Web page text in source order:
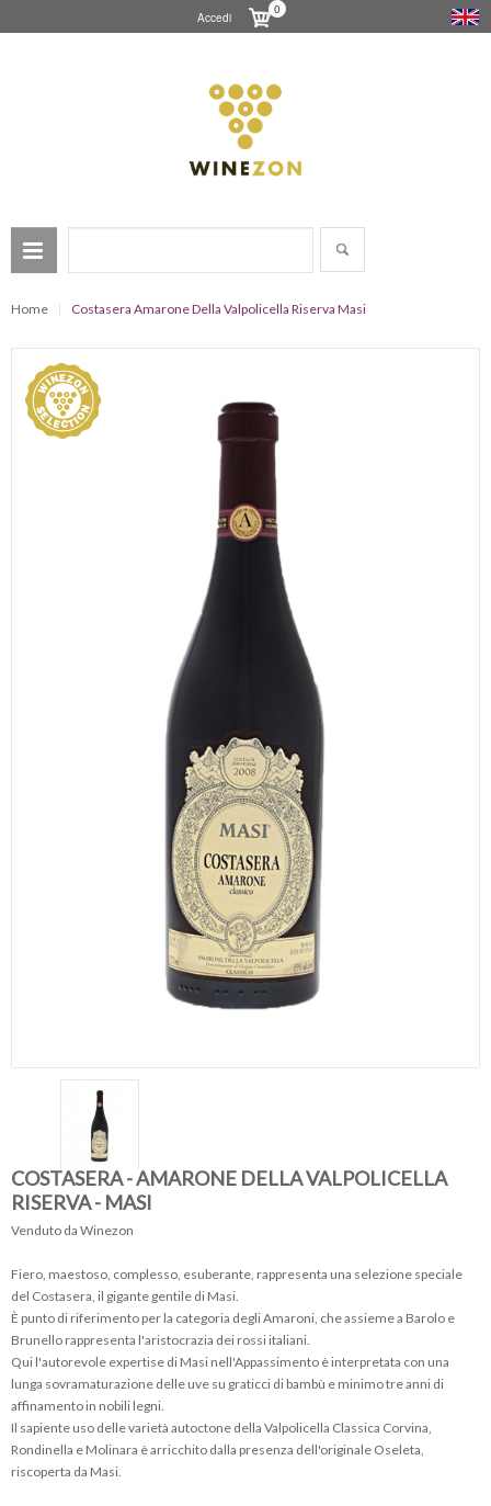
Accedi
0
Home Costasera Amarone Della Valpolicella Riserva Masi
COSTASERA - AMARONE DELLA VALPOLICELLA
RISERVA - MASI
Venduto da Winezon
Fiero, maestoso, complesso, esuberante, rappresenta una selezione speciale
del Costasera, il gigante gentile di Masi.
È punto di riferimento per la categoria degli Amaroni, che assieme a Barolo e
Brunello rappresenta l'aristocrazia dei rossi italiani.
Qui l'autorevole expertise di Masi nell'Appassimento è interpretata con una
lunga sovramaturazione delle uve su graticci di bambù e minimo tre anni di
affinamento in nobili legni.
Il sapiente uso delle varietà autoctone della Valpolicella Classica Corvina,
Rondinella e Molinara è arricchito dalla presenza dell'originale Oseleta,
riscoperta da Masi.